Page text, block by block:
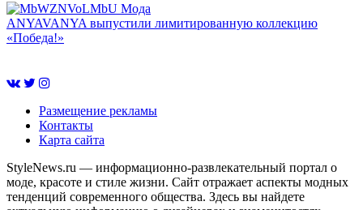
Мода
ANYAVANYA выпустили лимитированную коллекцию
«Победа!»
Размещение рекламы
Контакты
Карта сайта
StyleNews.ru — информационно-развлекательный портал о
моде, красоте и стиле жизни. Сайт отражает аспекты модных
тенденций современного общества. Здесь вы найдете